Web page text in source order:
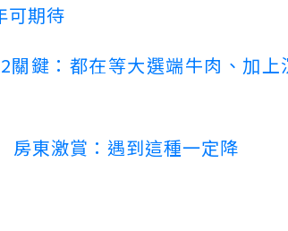
可期待
鍵：都在等大選端牛肉、加上
房東激賞：遇到這種一定降